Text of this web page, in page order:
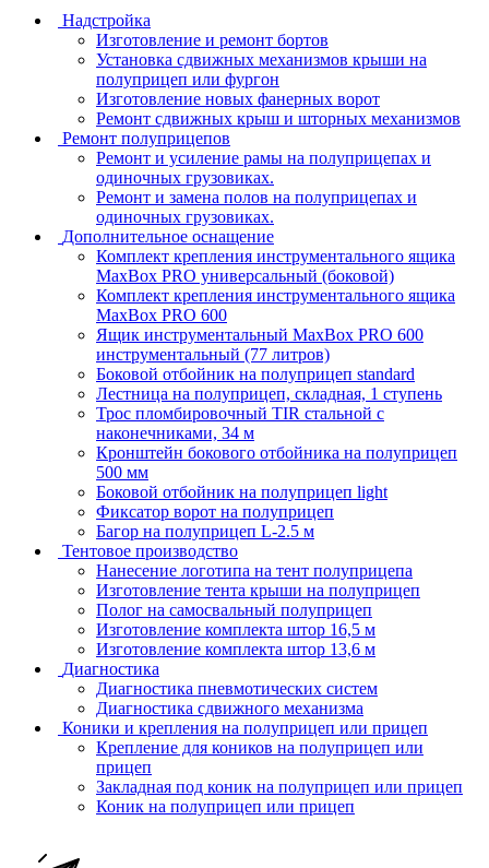
Надстройка
Изготовление и ремонт бортов
Установка сдвижных механизмов крыши на
полуприцеп или фургон
Изготовление новых фанерных ворот
Ремонт сдвижных крыш и шторных механизмов
Ремонт полуприцепов
Ремонт и усиление рамы на полуприцепах и
одиночных грузовиках.
Ремонт и замена полов на полуприцепах и
одиночных грузовиках.
Дополнительное оснащение
Комплект крепления инструментального ящика
MaxBox PRO универсальный (боковой)
Комплект крепления инструментального ящика
MaxBox PRO 600
Ящик инструментальный MaxBox PRO 600
инструментальный (77 литров)
Боковой отбойник на полуприцеп standard
Лестница на полуприцеп, складная, 1 ступень
Трос пломбировочный TIR стальной с
наконечниками, 34 м
Кронштейн бокового отбойника на полуприцеп
500 мм
Боковой отбойник на полуприцеп light
Фиксатор ворот на полуприцеп
Багор на полуприцеп L-2.5 м
Тентовое производство
Нанесение логотипа на тент полуприцепа
Изготовление тента крыши на полуприцеп
Полог на самосвальный полуприцеп
Изготовление комплекта штор 16,5 м
Изготовление комплекта штор 13,6 м
Диагностика
Диагностика пневмотических систем
Диагностика сдвижного механизма
Коники и крепления на полуприцеп или прицеп
Крепление для коников на полуприцеп или
прицеп
Закладная под коник на полуприцеп или прицеп
Коник на полуприцеп или прицеп